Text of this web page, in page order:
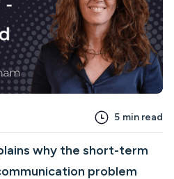
5 min read
why the short-term
problem